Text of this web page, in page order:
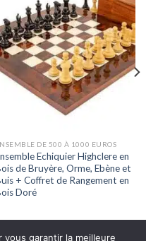
DE 500 À 1000 EUROS
Echiquier Highclere en
de Bruyère, Orme, Ebène et
+ Coffret de Rangement en
Doré
garantir la meilleure